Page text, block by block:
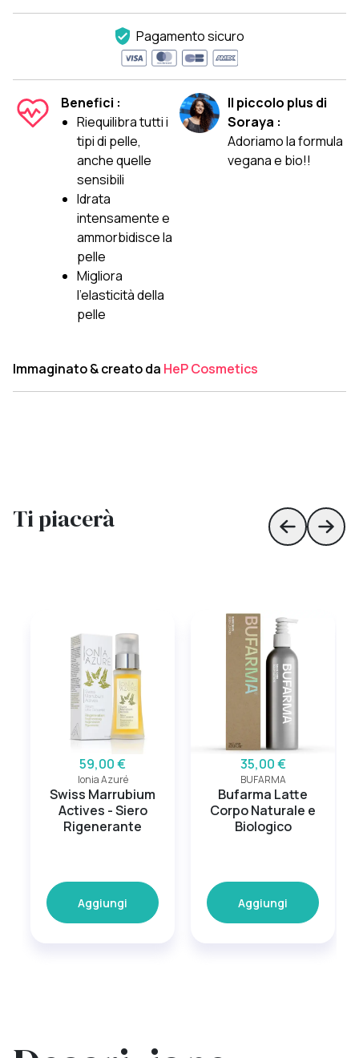
Pagamento sicuro
Benefici :
Riequilibra tutti i
tipi di pelle,
anche quelle
sensibili
Idrata
intensamente e
ammorbidisce la
pelle
Migliora
l'elasticità della
pelle
Il piccolo plus di
Soraya :
Adoriamo la formula
vegana e bio!!
Immaginato & creato da HeP Cosmetics
Ti piacerà
Skip toSkip
59,00 €
Ionia Azuré
Swiss Marrubium
Actives - Siero
Rigenerante
Aggiungi
35,00 €
BUFARMA
Bufarma Latte
Corpo Naturale e
Biologico
Aggiungi